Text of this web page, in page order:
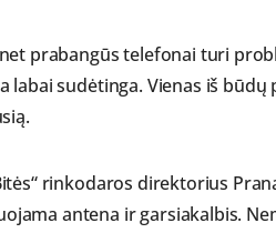
prabangūs telefonai turi
labai sudėtinga. Vienas iš
rinkodaros direktorius
antena ir garsiakalbis.